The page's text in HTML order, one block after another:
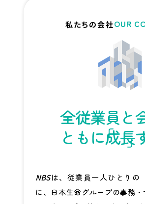
私たちの会社OUR
全従業員 と
ともに成長
NBSは、従業員一人ひとりの
に、日本生命グループの事務